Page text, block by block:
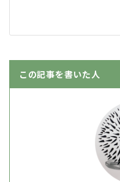
この記事を書いた人